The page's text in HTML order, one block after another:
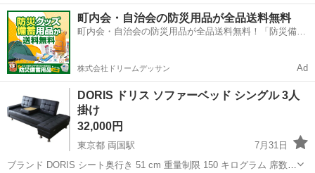
当総額169万円☆年収630万円可☆寮費無料☆大手トラックメーカーで
の組立組付のお仕事☆自動車業界経験者積極採用中！！【20代でも年
収500万円が目指せる...
茨城 古河市 その他
町内会・自治会の防災用品が全品送料無料
町内会・自治会の防災用品が全品送料無料！「防災備蓄
株式会社ドリームデッサン Ad
DORIS ドリス ソファーベッド シングル 3人
掛け
32,000円
東京都 両国駅
7月31日
ブランド DORIS シート奥行き 51 cm 重量制限 150 キログラム 席数 3